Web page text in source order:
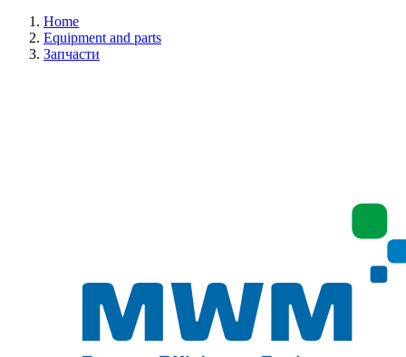
Home
Equipment and parts
Запчасти